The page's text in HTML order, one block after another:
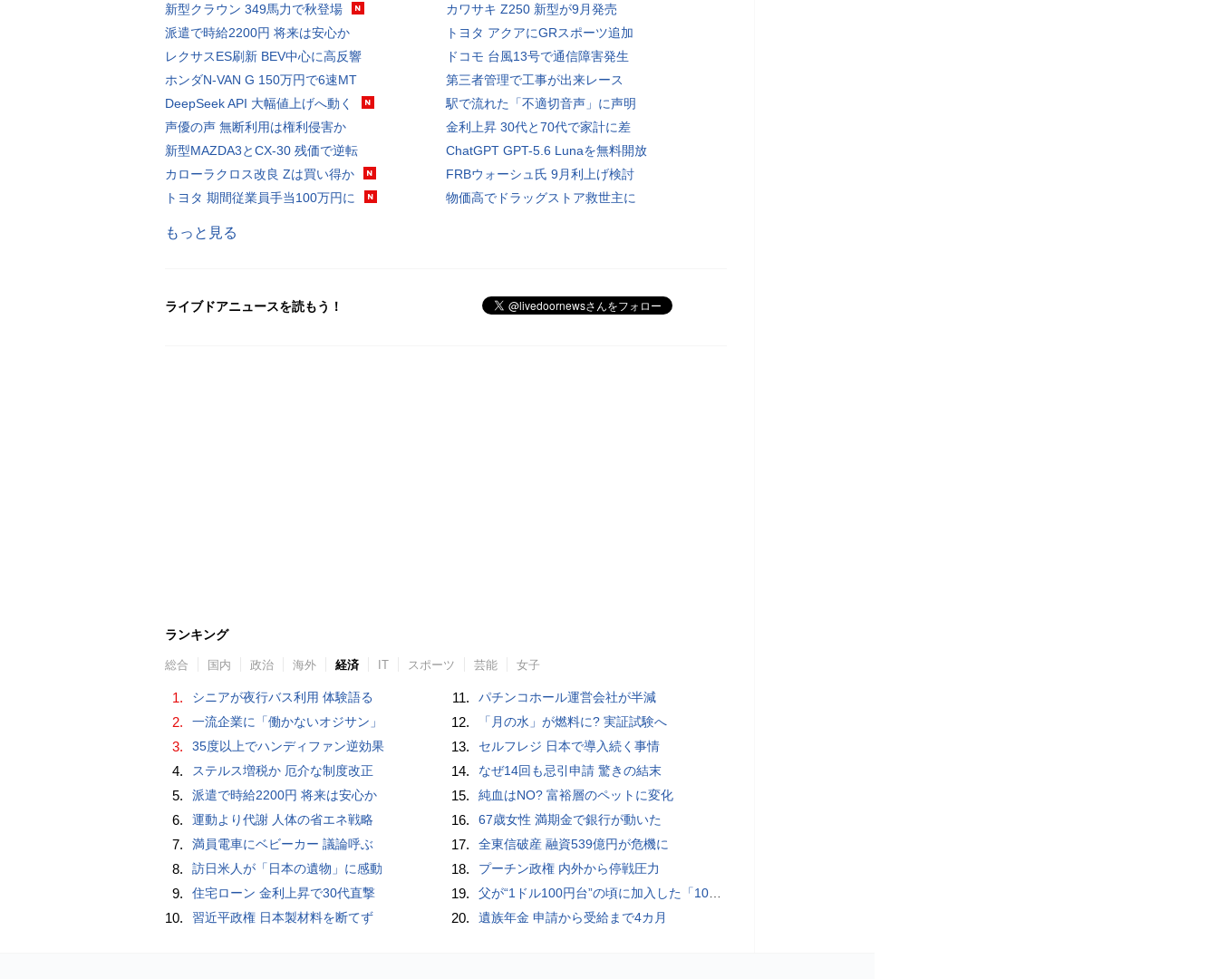
新型クラウン 349馬力で秋登場
派遣で時給2200円 将来は安心か
レクサスES刷新 BEV中心に高反響
ホンダN-VAN G 150万円で6速MT
DeepSeek API 大幅値上げへ動く
声優の声 無断利用は権利侵害か
新型MAZDA3とCX-30 残価で逆転
カローラクロス改良 Zは買い得か
トヨタ 期間従業員手当100万円に
カワサキ Z250 新型が9月発売
トヨタ アクアにGRスポーツ追加
ドコモ 台風13号で通信障害発生
第三者管理で工事が出来レース
駅で流れた「不適切音声」に声明
金利上昇 30代と70代で家計に差
ChatGPT GPT-5.6 Lunaを無料開放
FRBウォーシュ氏 9月利上げ検討
物価高でドラッグストア救世主に
もっと見る
ライブドアニュースを読もう！
ランキング
総合 国内 政治 海外 経済 IT スポーツ 芸能 女子
1. シニアが夜行バス利用 体験語る
2. 一流企業に「働かないオジサン」
3. 35度以上でハンディファン逆効果
4. ステルス増税か 厄介な制度改正
5. 派遣で時給2200円 将来は安心か
6. 運動より代謝 人体の省エネ戦略
7. 満員電車にベビーカー 議論呼ぶ
8. 訪日米人が「日本の遺物」に感動
9. 住宅ローン 金利上昇で30代直撃
10. 習近平政権 日本製材料を断てず
11. パチンコホール運営会社が半減
12. 「月の水」が燃料に? 実証試験へ
13. セルフレジ 日本で導入続く事情
14. なぜ14回も忌引申請 驚きの結末
15. 純血はNO? 富裕層のペットに変化
16. 67歳女性 満期金で銀行が動いた
17. 全東信破産 融資539億円が危機に
18. プーチン政権 内外から停戦圧力
19. 父が“1ドル100円台”の頃に加入した「1000万円の外貨建て保険」が、円安で「評価額1610万円」に…“相続税額”はいくら増えますか？ 死後も税金が動くケースとは
20. 遺族年金 申請から受給まで4カ月